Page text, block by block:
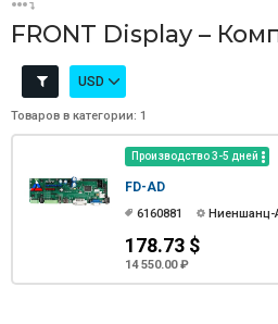
FRONT Display –
USD
Товаров в категории: 1
Производство 3-5 дней
FD-AD
6160881 Ниеншанц-
178.73 $
14 550.00 ₽